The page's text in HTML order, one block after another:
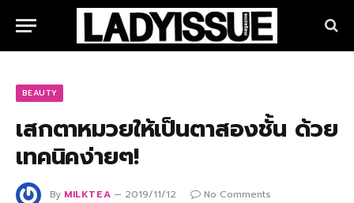
BEAUTY
เสกตาหมวยให้เป็นตาสองชั้น ด้วย
เทคนิคง่ายๆ!
By MILKTEA 2019/11/12
No Comments